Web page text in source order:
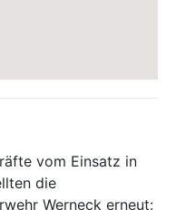
vom Einsatz in
die
Werneck erneut: